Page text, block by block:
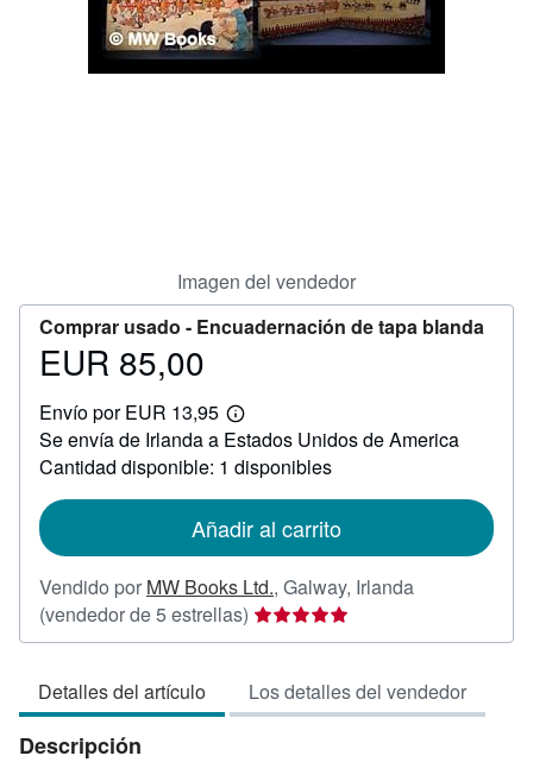
CERRAR
Imagen del vendedor
Comprar usado - Encuadernación de tapa blanda
Precio
85,00
EUR 85,00
Envío por EUR 13,95
Más
información
sobre
las
envío
Se envía de Irlanda a Estados Unidos de America
Cantidad disponible: 1 disponibles
Añadir al carrito
Vendido por MW Books Ltd., Galway, Irlanda
(vendedor de 5 estrellas) Calificación
del
5
de
Detalles del artículo Los detalles del vendedor
Descripción